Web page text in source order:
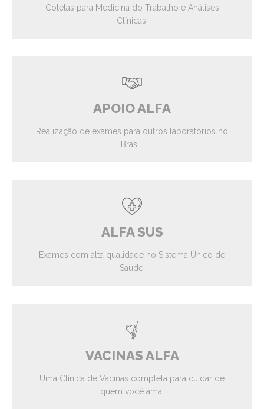
Coletas para Medicina do Trabalho e Análises
Clínicas.
APOIO ALFA
Realização de exames para outros laboratórios no
Brasil.
ALFA SUS
Exames com alta qualidade no Sistema Único de
Saúde.
VACINAS ALFA
Uma Clínica de Vacinas completa para cuidar de
quem você ama.